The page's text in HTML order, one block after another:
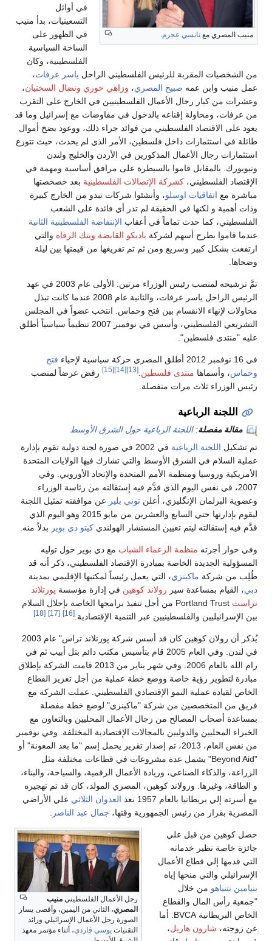
منيب المصري مع نانسي عجرم.
في أوائل
التسعينيات، بدأ منيب
في الظهور على
الساحة السياسية
الفلسطينية، وكان
من الشخصيات المقربة للرئيس الفلسطيني الراحل ياسر عرفات،
عمل منيب وابن عمه صبيح المصري، وزاهي خوري ونضال السختيان،
وعشرات من كبار رجال الأعمال الفلسطينيين في الخارج على التقرب
من عرفات، ومحاولة إقناعه بالدخول في مفاوضات مع إسرائيل وما قد
يعود على الاقتصاد الفلسطيني من فوائد جراء ذلك، ووعود بضخ أموال
طائلة في استثمارات داخل فلسطين، الأمر الذي لم يحدث، حيث تتوزع
استثمارات رجال الأعمال المذكورين في الأردن والخليج ولندن
ونيويورك. بالمقابل قاموا بالسيطرة على مرافق أساسية ومهمة في
الإقتصاد الفلسطيني، كشركة الإتصالات الفلسطينية بعد خصخصتها
مباشرة مع اتفاقيات اوسلو، وأنشئوا شركات تبدو من الخارج كبيرة
وذات أهمية و لكنها في الحقيقة لم تدر أي فائدة على الشعب
الفلسطيني، كما حدث تماماً في أعقاب الإنتفاضة الفلسطينية الثانية
عندما قاموا بطرح أسهم لشركة باديكو القابضة وبنك الرفاه والتي
ارتفعت بشكل كبير وسريع ومن ثم تم تفريغها من قيمتها بين ليلة
وضحاها.
تمَّ ترشيحه لمنصب رئيس الوزراء مرتين: الأولى عام 2003 في عهد
الرئيس الراحل ياسر عرفات، والثانية عام 2008 عندما كانت تبذل
محاولات لإنهاء الانقسام بين فتح وحماس. انتخب عضواً في المجلس
التشريعي الفلسطيني، وأسس في نوفمبر 2007 تنظيماً سياسياً أطلق
عليه "منتدى فلسطين".
في 16 نوفمبر 2012 أطلق المصري حركة سياسية لإحياء
فتح
وحماس، وأسماها منتدى فلسطين [13]
[14]
[15]
رفض عرضاً لمنصب
رئيس الوزراء ثلاث مرات منفصلة.
اللجنة الرباعية
مقالة مفصلة:اللجنة الرباعية حول الشرق الأوسط
تم تشكيل اللجنة الرباعية
في 2002 في صورة لجنة دولية تقوم بإدارة
عملية السلام في الشرق الأوسط والتي تشارك فيها الولايات المتحدة
الأمريكية وروسيا ومنظمة الأمم المتحدة والإتحاد الأوروبي. وفي
2007، في نفس اليوم الذي قدَّم فيه إستقالته من رئاسة الوزراء
وعضوية البرلمان الإنگليزي، أعلن توني بلير عن موافقته تمثيل اللجنة
ليقوم بإدارتها حتي السابع والعشرين من مايو 2015 وهو اليوم الذي
قدَّم فيه إستقالته ليتم تعيين المستشار الهولندي كيتو دي بوير بدلاً منه.
وفي حوار أجرته منظمة الزعماء الشباب مع دي بوير حول توليه
المسؤولية الجديدة الخاصة بمبادرة الإقتصاد الفلسطيني، ذكر أنه قد
طُلِب من شركة ماكينزي، التي يعمل رئيساً لمكتبها الإقليمي بمدينة
دبي، القيام بمساعدة سير رولاند كوهين في إدارة مؤسسة پورتلاند
تراست
Portland Trust من أجل تنفيذ برامجها الخاصة بإحلال السلام
بين الإسرائيليين والفلسطينيين عبر التنمية الإقتصادية.[16]
[17]
[18]
يُذكر أن رولان كوهين كان قد أسس شركة پورتلاند تراس" عام 2003
في لندن. وفي العام 2005 قام بتأسيس مكتب دائم بتل أبيب ثم في
رام الله بالعام 2006. وفي شهر يناير من 2013 قامت الشركة بإطلاق
مبادرة لتطوير رؤية خاصة ووضع خطة عملية من أجل تعزيز القطاع
الخاص لقيادة عملية النمو الإقتصادي الفلسطيني. عملت الشركة مع
فريق من المتخصصين من شركة "ماكينزي" لوضع خطة مفصلة
بمساعدة أصحاب المصالح من رجال الأعمال المحليين وبالتعاون مع
الخبراء المحليين والدوليين بالمجالات الإقتصادية المختلفة. وفي نوفمبر
من نفس العام، 2013، تم إصدار تقرير يحمل إسم "ما بعد المعونة" أو
"Beyond Aid" يشمل عدة مشروعات في قطاعات مختلفة مثل
الزراعة، والذكاء الصناعي، وريادة الأعمال الرقمية، والسياحة، والبناء،
و الطاقة، وغيرها. ورولاند كوهين، المصري المولد، كان قد تم تهجيره
مع أسرته إلي بريطانيا بالعام 1957 بعد
العدوان الثلاثي علي الأراضي
المصرية بقرار من رئيس الجمهورية وقتها، جمال عبد الناصر .
رجل الأعمال الفلسطيني منيب
المصري، الثاني من اليمين، وأقصى يسار
الصورة رجل الأعمال الإسرائيلي ورائد
التقنيات يوسي ڤاردي، أثناء مؤتمر معهد
حصل كوهين من قبل علي
جائزة خاصة نظير خدماته
التي قدمها إلي قطاع الأعمال
الإسرائيلي والتي منحها إياه
بنيامين نتنياهو من خلال
"جمعية رأس المال والقطاع
الخاص البريطانية BVCA. أما
عن زوجته، شارون هاريل،